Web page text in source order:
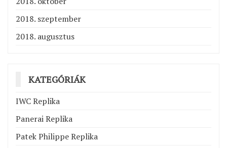
2018. szeptember
2018. augusztus
KATEGÓRIÁK
IWC Replika
Panerai Replika
Patek Philippe Replika